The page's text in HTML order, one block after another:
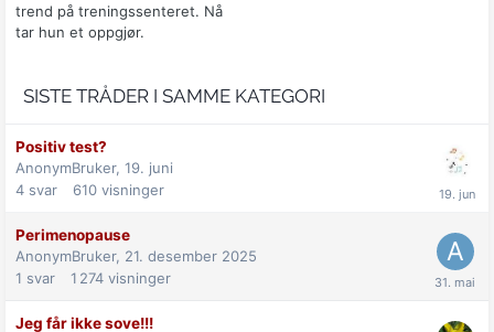
trend på treningssenteret. Nå
tar hun et oppgjør.
SISTE TRÅDER I SAMME KATEGORI
Positiv test?
AnonymBruker, 19. juni
4 svar 610 visninger
Perimenopause
AnonymBruker, 21. desember 2025
1 svar 1 274 visninger
Jeg får ikke sove!!!